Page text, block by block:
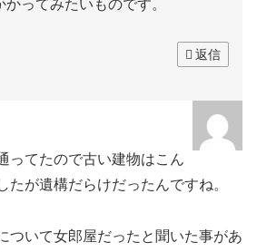
ってみたいものです。
返信
ってたので古い建物はこん
たが遺構だらけだったんですね。
ついて女郎屋だったと聞いた事があ